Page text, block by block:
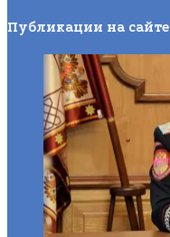
Публикации на сайте